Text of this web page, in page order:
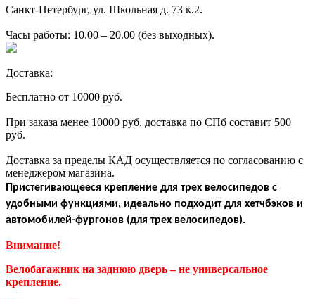
Санкт-Петербург, ул. Школьная д. 73 к.2.
Часы работы: 10.00 – 20.00 (без выходных).
Доставка:
Бесплатно от 10000 руб.
При заказа менее 10000 руб. доставка по СПб составит 500
руб.
Доставка за пределы КАД осуществляется по согласованию с
менеджером магазина.
Пристегивающееся крепление для трех велосипедов с
удобными функциями, идеально подходит для хетчбэков и
автомобилей-фургонов (для трех велосипедов).
Внимание!
Велобагажник на заднюю дверь – не универсальное
крепление.